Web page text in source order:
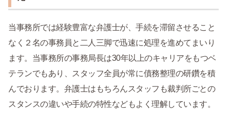
当事務所では経験豊富な弁護士が、手続を滞留させること
なく２名の事務員と二人三脚で迅速に処理を進めてまいり
ます。当事務所の事務局長は30年以上のキャリアをもつベ
テランでもあり、スタッフ全員が常に債務整理の研鑽を積
んでおります。弁護士はもちろんスタッフも裁判所ごとの
スタンスの違いや手続の特性などもよく理解しています。